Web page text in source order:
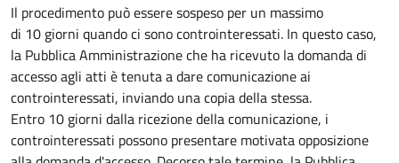
Il procedimento può essere sospeso per un massimo
di 10 giorni quando ci sono controinteressati. In questo caso,
la Pubblica Amministrazione che ha ricevuto la domanda di
accesso agli atti è tenuta a dare comunicazione ai
controinteressati, inviando una copia della stessa.
Entro 10 giorni dalla ricezione della comunicazione, i
controinteressati possono presentare motivata opposizione